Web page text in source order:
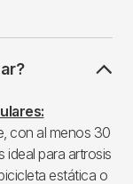
con al menos 30
ideal para artrosis
estática o